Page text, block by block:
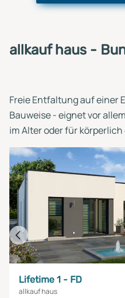
allkauf haus -
Freie Entfaltung auf einer
Bauweise - eignet vor
im Alter oder für
Lifetime 1 - FD
allkauf haus
Vorheriges
Haus